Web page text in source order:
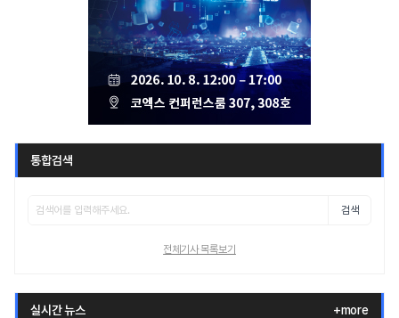
통합검색
검색
전체기사 목록보기
실시간 뉴스 +more